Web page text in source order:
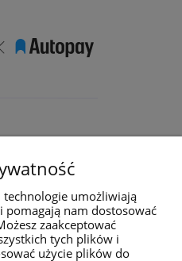
umożliwiają
pomagają nam dostosować
zaakceptować
tych plików i
użycie plików do